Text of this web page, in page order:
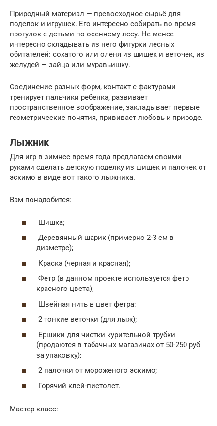
Природный материал — превосходное сырьё для
поделок и игрушек. Его интересно собирать во время
прогулок с детьми по осеннему лесу. Не менее
интересно складывать из него фигурки лесных
обитателей: сохатого или оленя из шишек и веточек, из
желудей — зайца или муравьишку.
Соединение разных форм, контакт с фактурами
тренирует пальчики ребенка, развивает
пространственное воображение, закладывает первые
геометрические понятия, прививает любовь к природе.
Лыжник
Для игр в зимнее время года предлагаем своими
руками сделать детскую поделку из шишек и палочек от
эскимо в виде вот такого лыжника.
Вам понадобится:
Шишка;
Деревянный шарик (примерно 2-3 см в
диаметре);
Краска (черная и красная);
Фетр (в данном проекте используется фетр
красного цвета);
Швейная нить в цвет фетра;
2 тонкие веточки (для лыж);
Ершики для чистки курительной трубки
(продаются в табачных магазинах от 50-250 руб.
за упаковку);
2 палочки от мороженого эскимо;
Горячий клей-пистолет.
Мастер-класс: